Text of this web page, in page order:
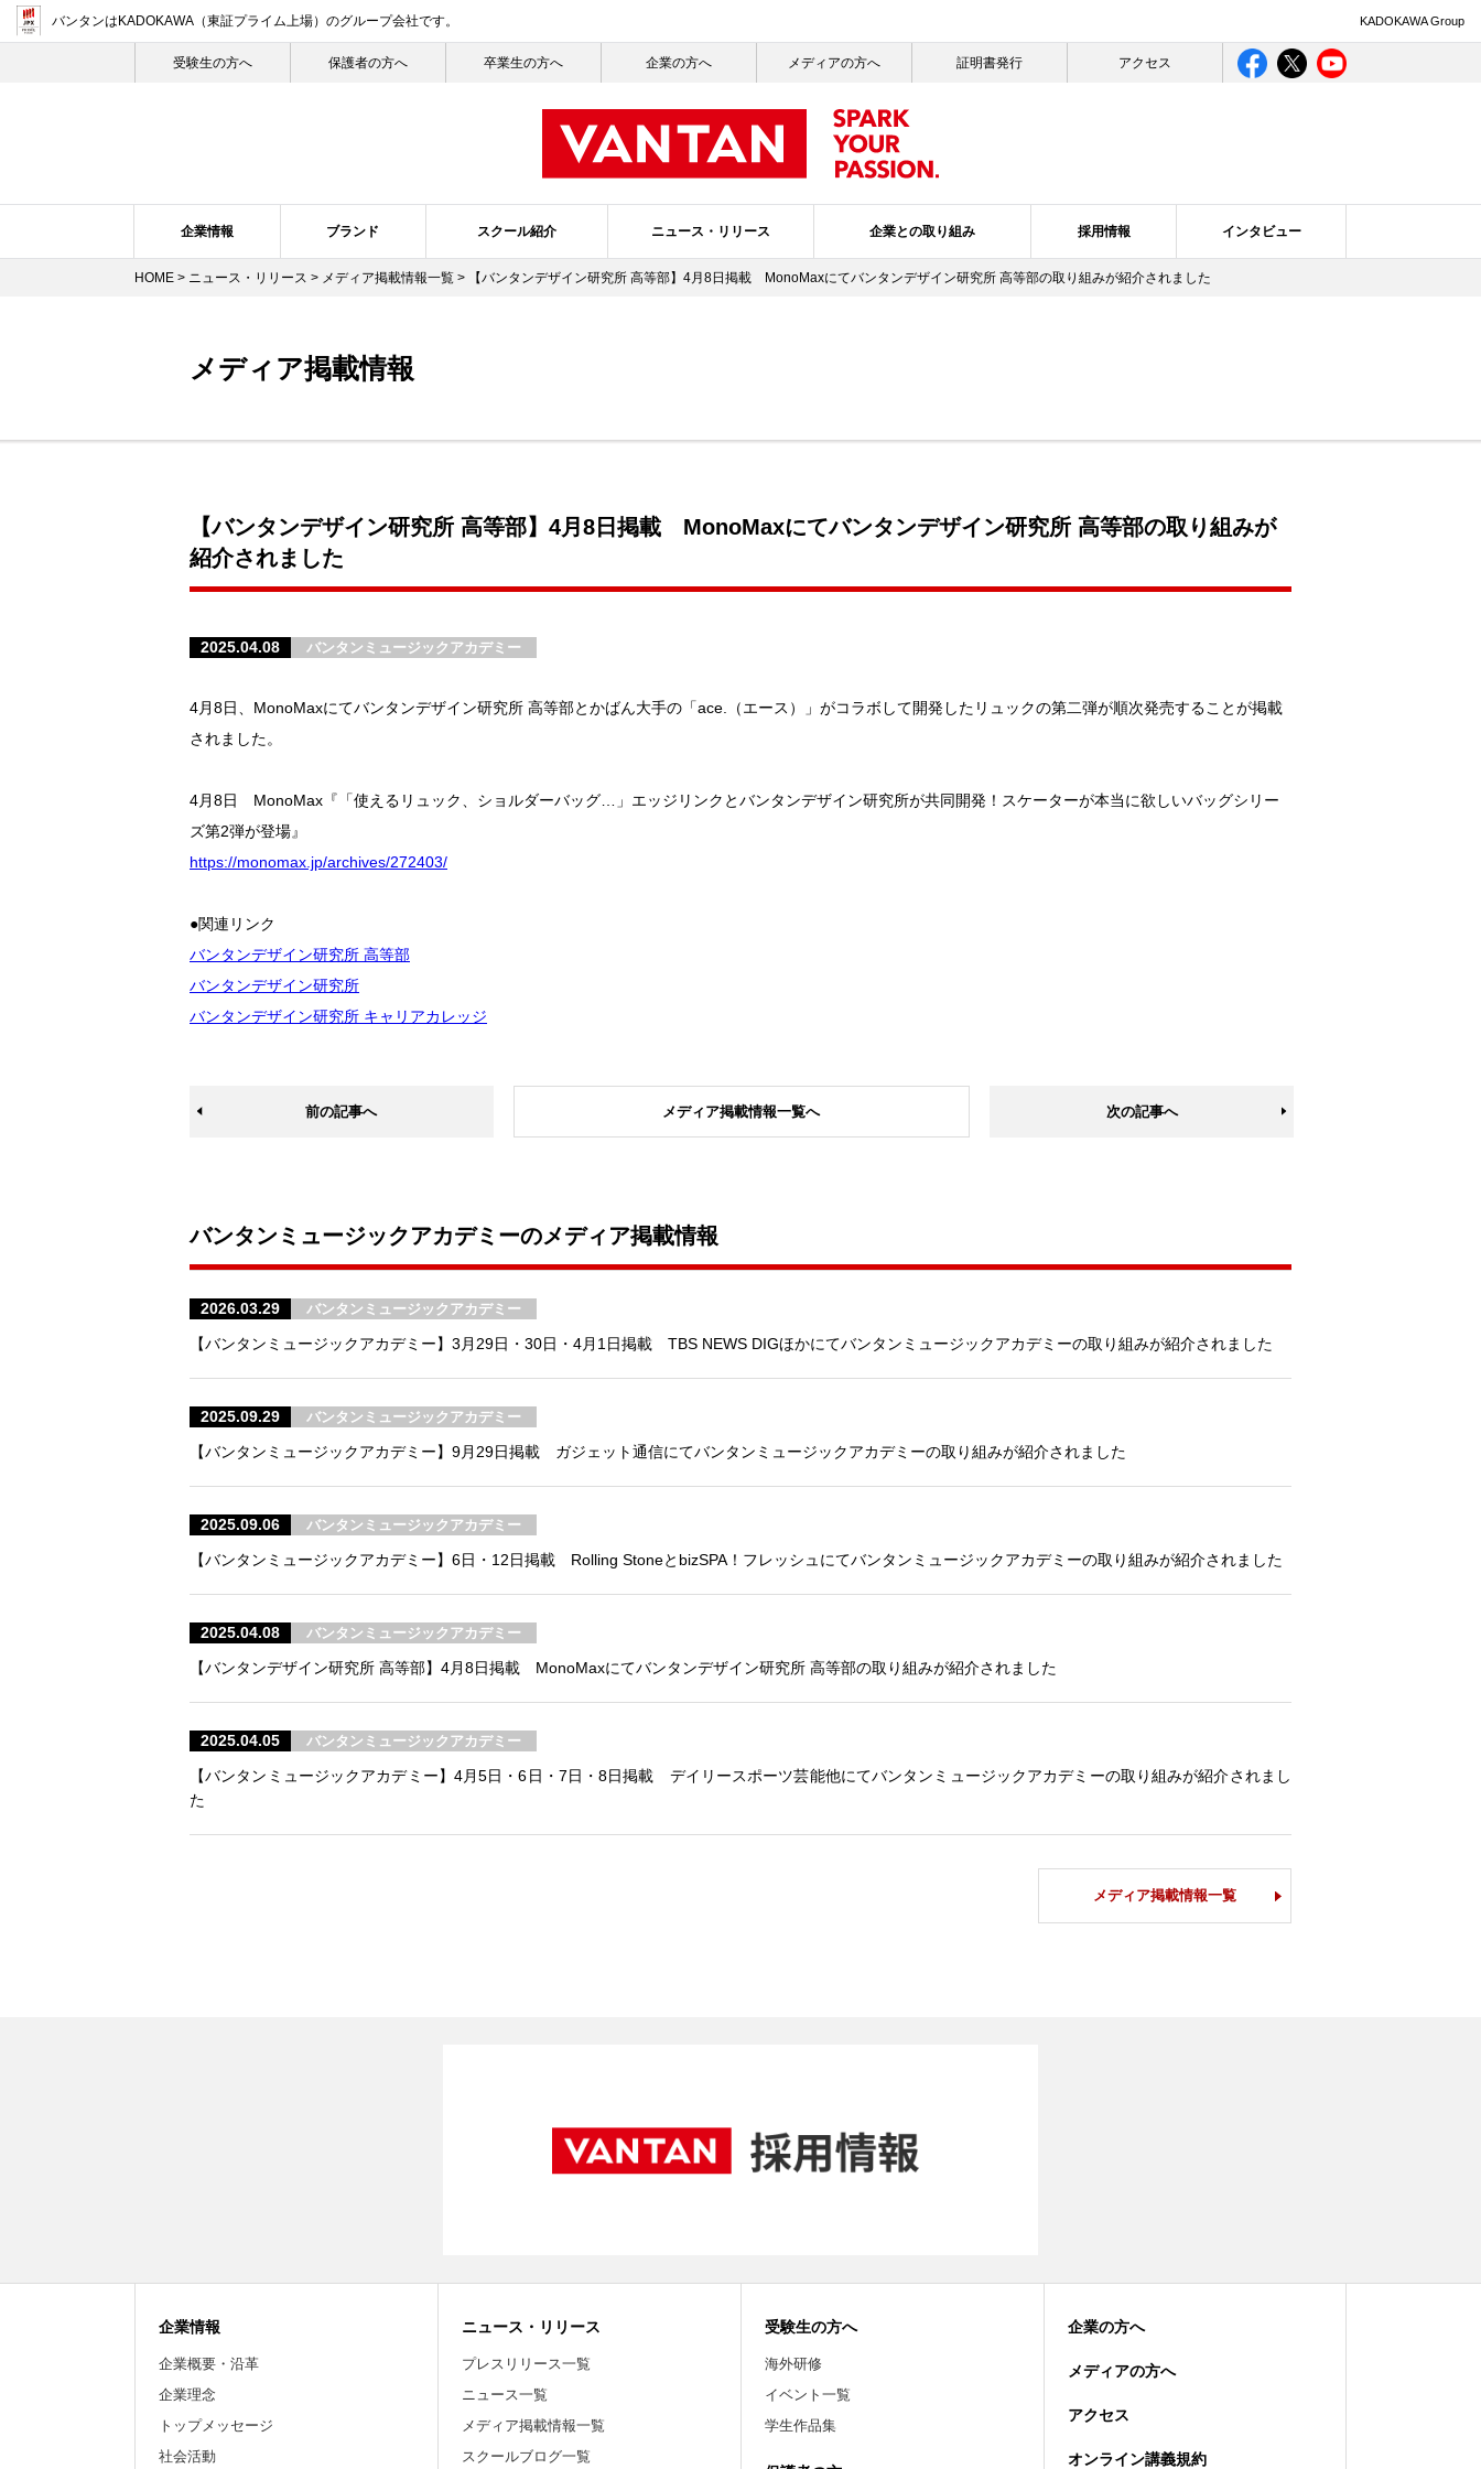
バンタンはKADOKAWA（東証プライム上場） のグループ会社です。 KADOKAWA Group
受験生の⽅へ 保護者の方へ 卒業生の方へ 企業の方へ メディアの方へ 証明書発行 アクセス
企業情報 ブランド スクール紹介 ニュース・リリース 企業との取り組み 採用情報 インタビュー
HOME > ニュース・リリース > メディア掲載情報一覧 > 【バンタンデザイン研究所 高等部】4月8日掲載 MonoMaxにてバンタンデザイン研究所 高等部の取り組みが紹介されました
メディア掲載情報
【バンタンデザイン研究所 高等部】4月8日掲載 MonoMaxにてバンタンデザイン研究所 高等部の取り組みが
紹介されました
2025.04.08 バンタンミュージックアカデミー
4月8日、MonoMaxにてバンタンデザイン研究所 高等部とかばん大手の「ace.（エース）」がコラボして開発したリュックの第二弾が順次発売することが掲載
されました。
4月8日 MonoMax『「使えるリュック、ショルダーバッグ…」エッジリンクとバンタンデザイン研究所が共同開発！スケーターが本当に欲しいバッグシリー
ズ第2弾が登場』
https://monomax.jp/archives/272403/
●関連リンク
バンタンデザイン研究所 高等部
バンタンデザイン研究所
バンタンデザイン研究所 キャリアカレッジ
前の記事へ メディア掲載情報一覧へ 次の記事へ
バンタンミュージックアカデミーのメディア掲載情報
2026.03.29 バンタンミュージックアカデミー
【バンタンミュージックアカデミー】3月29日・30日・4月1日掲載 TBS NEWS DIGほかにてバンタンミュージックアカデミーの取り組みが紹介されました
2025.09.29 バンタンミュージックアカデミー
【バンタンミュージックアカデミー】9月29日掲載 ガジェット通信にてバンタンミュージックアカデミーの取り組みが紹介されました
2025.09.06 バンタンミュージックアカデミー
【バンタンミュージックアカデミー】6日・12日掲載 Rolling StoneとbizSPA！フレッシュにてバンタンミュージックアカデミーの取り組みが紹介されました
2025.04.08 バンタンミュージックアカデミー
【バンタンデザイン研究所 高等部】4月8日掲載 MonoMaxにてバンタンデザイン研究所 高等部の取り組みが紹介されました
2025.04.05 バンタンミュージックアカデミー
【バンタンミュージックアカデミー】4月5日・6日・7日・8日掲載 デイリースポーツ芸能他にてバンタンミュージックアカデミーの取り組みが紹介されまし
た
メディア掲載情報一覧
企業情報
企業概要・沿革
企業理念
トップメッセージ
社会活動
ニュース・リリース
プレスリリース一覧
ニュース一覧
メディア掲載情報一覧
スクールブログ一覧
受験生の方へ
海外研修
イベント一覧
学生作品集
企業の方へ
メディアの方へ
アクセス
オンライン講義規約